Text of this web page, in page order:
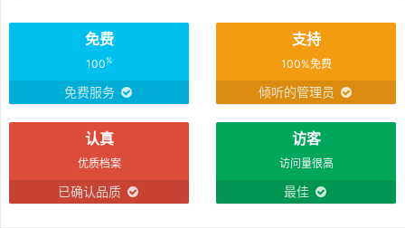
免费
100%
免费服务
支持
100%免费
倾听的管理员
认真
优质档案
已确认品质
访客
访问量很高
最佳